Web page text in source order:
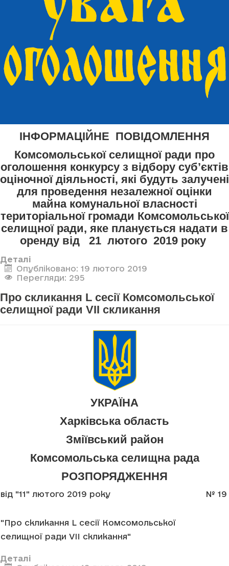
ІНФОРМАЦІЙНЕ ПОВІДОМЛЕННЯ
Комсомольської селищної ради про
оголошення конкурсу з відбору суб’єктів
оціночної діяльності, які будуть залучені
для проведення незалежної оцінки
майна комунальної власності
територіальної громади Комсомольської
селищної ради, яке планується надати в
оренду від 21 лютого 2019 року
Деталі
Опубліковано: 19 лютого 2019
Перегляди: 295
Про скликання L сесії Комсомольської
селищної ради VII скликання
УКРАЇНА
Харківська область
Зміївський район
Комсомольська селищна рада
РОЗПОРЯДЖЕННЯ
від "11" лютого 2019 року № 19
"Про скликання L сесії Комсомольської
селищної ради VII скликання"
Деталі